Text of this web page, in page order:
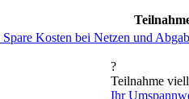
Spare Kosten bei Netzen und
?
Teilnahme
Ihr